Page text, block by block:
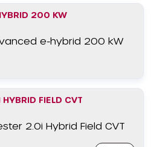
200 KW
FIELD CVT